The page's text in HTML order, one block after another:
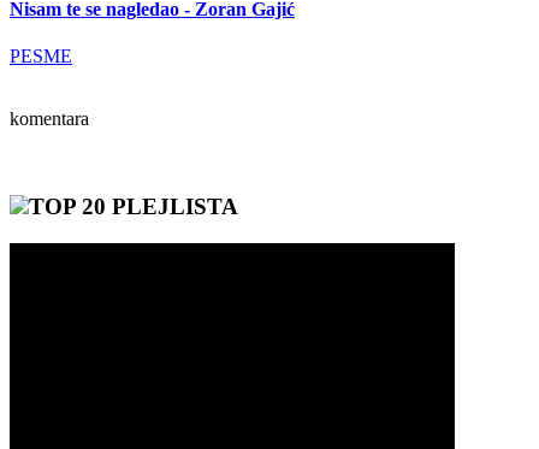
Nisam te se nagledao - Zoran Gajić
PESME
komentara
TOP 20 PLEJLISTA